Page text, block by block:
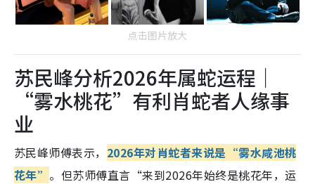
点击图片放大
苏民峰分析2026年属蛇运程｜
“雾水桃花”有利肖蛇者人缘事
业
苏民峰师傅表示， 2026年对肖蛇者来说是“雾水咸池桃
花年” 。但苏师傅直言“来到2026年始终是桃花年，运